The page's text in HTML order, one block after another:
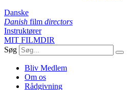
Danske
Danish film directors
Instruktører
MIT FILMDIR
Søg
Bliv Medlem
Om os
Rådgivning